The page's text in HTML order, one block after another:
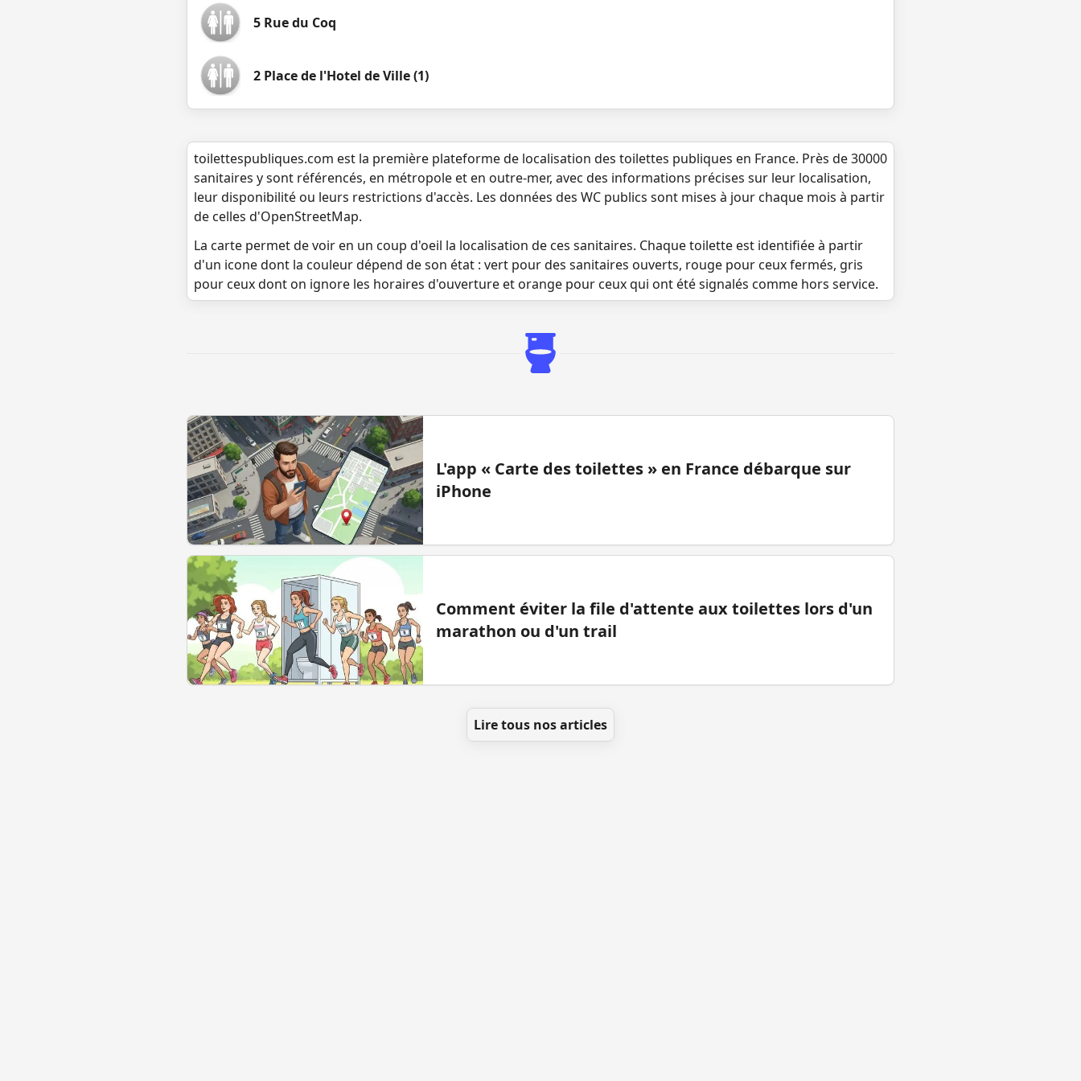
5 Rue du Coq
2 Place de l'Hotel de Ville (1)
toilettespubliques.com est la première plateforme de localisation des toilettes publiques en France. Près de 30000
sanitaires y sont référencés, en métropole et en outre-mer, avec des informations précises sur leur localisation,
leur disponibilité ou leurs restrictions d'accès. Les données des WC publics sont mises à jour chaque mois à partir
de celles d'OpenStreetMap.
La carte permet de voir en un coup d'oeil la localisation de ces sanitaires. Chaque toilette est identifiée à partir
d'un icone dont la couleur dépend de son état : vert pour des sanitaires ouverts, rouge pour ceux fermés, gris
pour ceux dont on ignore les horaires d'ouverture et orange pour ceux qui ont été signalés comme hors service.
L'app « Carte des toilettes » en France débarque sur
iPhone
Comment éviter la file d'attente aux toilettes lors d'un
marathon ou d'un trail
Lire tous nos articles